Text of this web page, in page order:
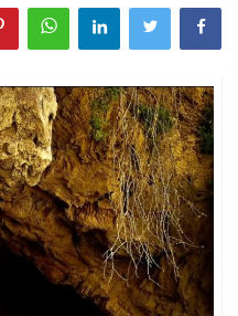
رؤية الآخرة وأحداثها
الطَّعام والشَّراب
الأشياء والمقتنيات
الإنسان بأحواله وصفاته
الحيوانات والحشرات